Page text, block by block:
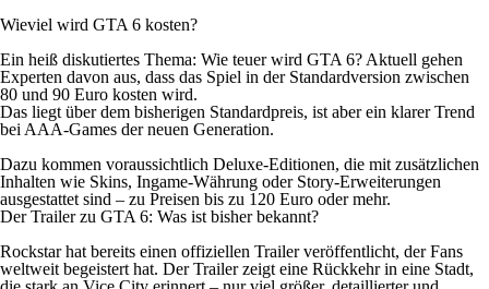
Wieviel wird GTA 6 kosten?
Ein heiß diskutiertes Thema: Wie teuer wird GTA 6? Aktuell gehen
Experten davon aus, dass das Spiel in der Standardversion zwischen
80 und 90 Euro kosten wird.
Das liegt über dem bisherigen Standardpreis, ist aber ein klarer Trend
bei AAA-Games der neuen Generation.
Dazu kommen voraussichtlich Deluxe-Editionen, die mit zusätzlichen
Inhalten wie Skins, Ingame-Währung oder Story-Erweiterungen
ausgestattet sind – zu Preisen bis zu 120 Euro oder mehr.
Der Trailer zu GTA 6: Was ist bisher bekannt?
Rockstar hat bereits einen offiziellen Trailer veröffentlicht, der Fans
weltweit begeistert hat. Der Trailer zeigt eine Rückkehr in eine Stadt,